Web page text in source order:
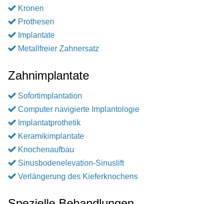
Kronen
Prothesen
Implantate
Metallfreier Zahnersatz
Zahnimplantate
Sofortimplantation
Computer navigierte Implantologie
Implantatprothetik
Keramikimplantate
Knochenaufbau
Sinusbodenelevation-Sinuslift
Verlängerung des Kieferknochens